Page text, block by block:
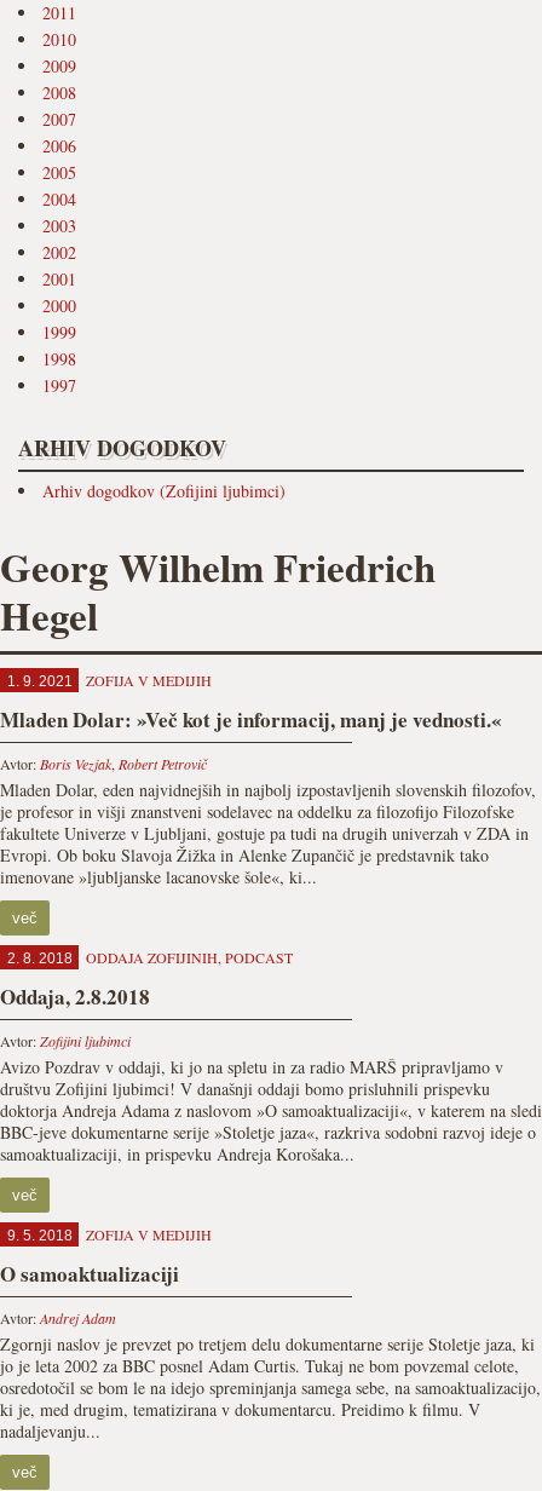
2011
2010
2009
2008
2007
2006
2005
2004
2003
2002
2001
2000
1999
1998
1997
ARHIV DOGODKOV
Arhiv dogodkov (Zofijini ljubimci)
Georg Wilhelm Friedrich
Hegel
1. 9. 2021 ZOFIJA V MEDIJIH
Mladen Dolar: »Več kot je informacij, manj je vednosti.«
Avtor: Boris Vezjak, Robert Petrovič
Mladen Dolar, eden najvidnejših in najbolj izpostavljenih slovenskih filozofov,
je profesor in višji znanstveni sodelavec na oddelku za filozofijo Filozofske
fakultete Univerze v Ljubljani, gostuje pa tudi na drugih univerzah v ZDA in
Evropi. Ob boku Slavoja Žižka in Alenke Zupančič je predstavnik tako
imenovane »ljubljanske lacanovske šole«, ki...
več
2. 8. 2018 ODDAJA ZOFIJINIH, PODCAST
Oddaja, 2.8.2018
Avtor:Zofijini ljubimci
Avizo Pozdrav v oddaji, ki jo na spletu in za radio MARŠ pripravljamo v
društvu Zofijini ljubimci! V današnji oddaji bomo prisluhnili prispevku
doktorja Andreja Adama z naslovom »O samoaktualizaciji«, v katerem na sledi
BBC-jeve dokumentarne serije »Stoletje jaza«, razkriva sodobni razvoj ideje o
samoaktualizaciji, in prispevku Andreja Korošaka...
več
9. 5. 2018 ZOFIJA V MEDIJIH
O samoaktualizaciji
Avtor:Andrej Adam
Zgornji naslov je prevzet po tretjem delu dokumentarne serije Stoletje jaza, ki
jo je leta 2002 za BBC posnel Adam Curtis. Tukaj ne bom povzemal celote,
osredotočil se bom le na idejo spreminjanja samega sebe, na samoaktualizacijo,
ki je, med drugim, tematizirana v dokumentarcu. Preidimo k filmu. V
nadaljevanju...
več